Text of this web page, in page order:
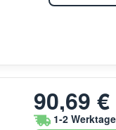
90,69 €
1-2 Werktage